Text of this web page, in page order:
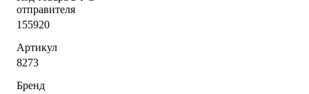
отправителя
155920
Артикул
8273
Бренд